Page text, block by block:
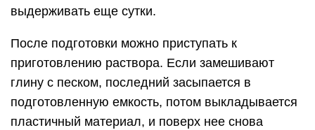
выдерживать еще сутки.
После подготовки можно приступать к
приготовлению раствора. Если замешивают
глину с песком, последний засыпается в
подготовленную емкость, потом выкладывается
пластичный материал, и поверх нее снова